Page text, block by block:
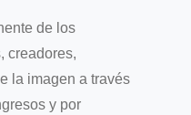
de los
creadores,
la imagen a través
y por